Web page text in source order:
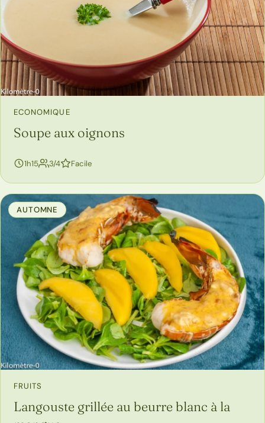
ECONOMIQUE
Soupe aux oignons
1h15 3/4personnes
Facile
AUTOMNE
FRUITS
Langouste grillée au beurre blanc à la